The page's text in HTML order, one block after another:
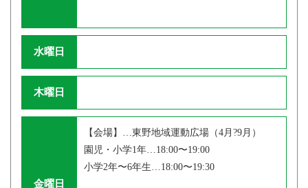
水曜日
木曜日
金曜日
【会場】…東野地域運動広場（4月?9月）
園児・小学1年…18:00〜19:00
小学2年〜6年生…18:00〜19:30